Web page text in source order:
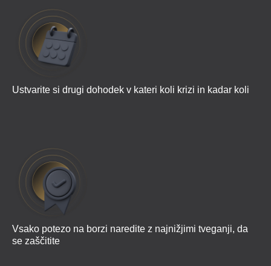
Ustvarite si drugi dohodek v kateri koli krizi in kadar koli
Vsako potezo na borzi naredite z najnižjimi tveganji, da
se zaščitite